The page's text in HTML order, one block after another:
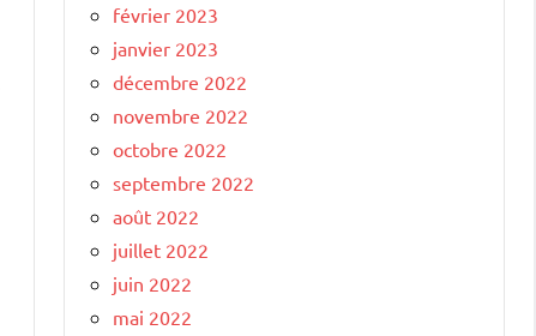
février 2023
janvier 2023
décembre 2022
novembre 2022
octobre 2022
septembre 2022
août 2022
juillet 2022
juin 2022
mai 2022